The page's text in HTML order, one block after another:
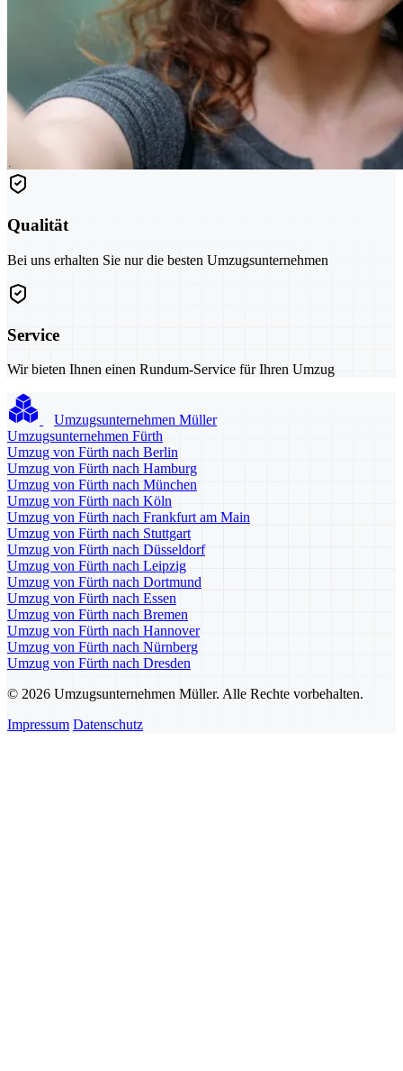
Qualität
Bei uns erhalten Sie nur die besten Umzugsunternehmen
Service
Wir bieten Ihnen einen Rundum-Service für Ihren Umzug
Umzugsunternehmen Müller
Umzugsunternehmen Fürth
Umzug von Fürth nach Berlin
Umzug von Fürth nach Hamburg
Umzug von Fürth nach München
Umzug von Fürth nach Köln
Umzug von Fürth nach Frankfurt am Main
Umzug von Fürth nach Stuttgart
Umzug von Fürth nach Düsseldorf
Umzug von Fürth nach Leipzig
Umzug von Fürth nach Dortmund
Umzug von Fürth nach Essen
Umzug von Fürth nach Bremen
Umzug von Fürth nach Hannover
Umzug von Fürth nach Nürnberg
Umzug von Fürth nach Dresden
© 2026 Umzugsunternehmen Müller. Alle Rechte vorbehalten.
Impressum Datenschutz